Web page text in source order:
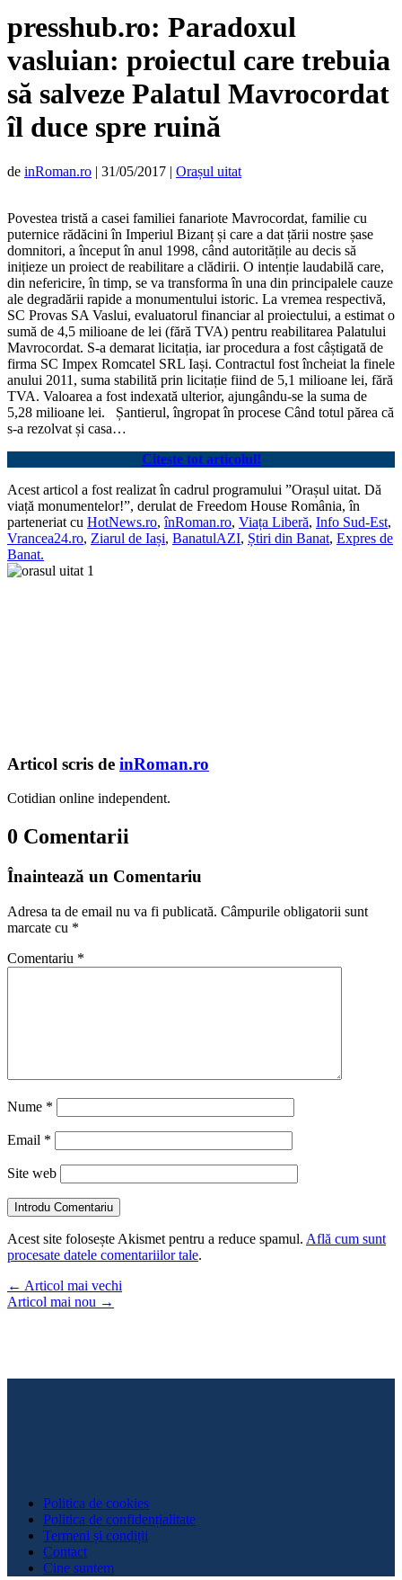
presshub.ro: Paradoxul
vasluian: proiectul care trebuia
să salveze Palatul Mavrocordat
îl duce spre ruină
de inRoman.ro | 31/05/2017 | Orașul uitat
Povestea tristă a casei familiei fanariote Mavrocordat, familie cu
puternice rădăcini în Imperiul Bizanț și care a dat țării nostre șase
domnitori, a început în anul 1998, când autoritățile au decis să
inițieze un proiect de reabilitare a clădirii. O intenție laudabilă care,
din nefericire, în timp, se va transforma în una din principalele cauze
ale degradării rapide a monumentului istoric. La vremea respectivă,
SC Provas SA Vaslui, evaluatorul financiar al proiectului, a estimat o
sumă de 4,5 milioane de lei (fără TVA) pentru reabilitarea Palatului
Mavrocordat. S-a demarat licitația, iar procedura a fost câștigată de
firma SC Impex Romcatel SRL Iași. Contractul fost încheiat la finele
anului 2011, suma stabilită prin licitație fiind de 5,1 milioane lei, fără
TVA. Valoarea a fost indexată ulterior, ajungându-se la suma de
5,28 milioane lei. Șantierul, îngropat în procese Când totul părea că
s-a rezolvat și casa…
Citește tot articolul!
Acest articol a fost realizat în cadrul programului ”Orașul uitat. Dă
viață monumentelor!”, derulat de Freedom House România, în
parteneriat cu HotNews.ro,înRoman.ro, Viața Liberă, Info Sud-Est,
Vrancea24.ro, Ziarul de Iași, BanatulAZI, Știri din Banat, Expres de
Banat.
Articol scris de inRoman.ro
Cotidian online independent.
0 Comentarii
Înaintează un Comentariu
Adresa ta de email nu va fi publicată. Câmpurile obligatorii sunt
marcate cu *
Comentariu *
Nume *
Email *
Site web
Introdu Comentariu
Acest site folosește Akismet pentru a reduce spamul. Află cum sunt
procesate datele comentariilor tale.
← Articol mai vechi
Articol mai nou →
Politica de cookies
Politica de confidențialitate
Termeni și condiții
Contact
Cine suntem